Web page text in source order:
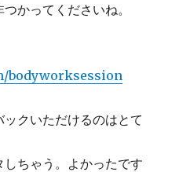
かってくださいね。
bodyworksession
クいただけるのはとて
ちゃう。よかったです